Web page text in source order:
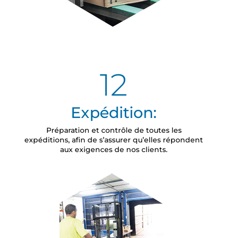
12
Expédition:
Préparation et contrôle de toutes les
expéditions, afin de s’assurer qu’elles répondent
aux exigences de nos clients.